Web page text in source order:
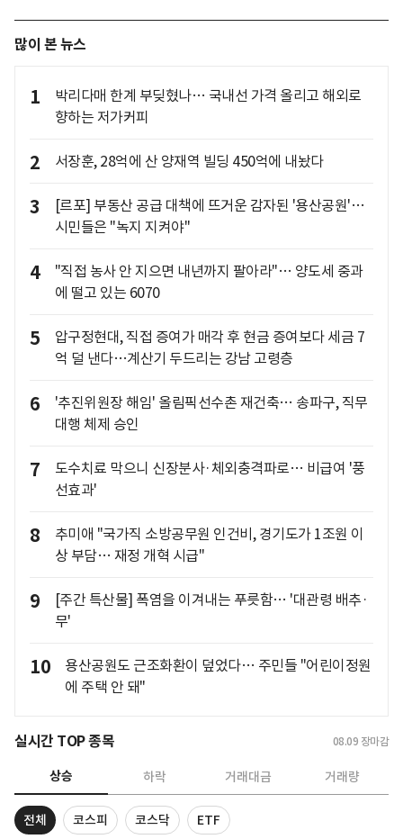
많이 본 뉴스
1
박리다매 한계 부딪혔나… 국내선 가격 올리고 해외로
향하는 저가커피
2 서장훈, 28억에 산 양재역 빌딩 450억에 내놨다
3
[르포] 부동산 공급 대책에 뜨거운 감자된 '용산공원'…
시민들은 "녹지 지켜야"
4
"직접 농사 안 지으면 내년까지 팔아라"… 양도세 중과
에 떨고 있는 6070
5
압구정현대, 직접 증여가 매각 후 현금 증여보다 세금 7
억 덜 낸다…계산기 두드리는 강남 고령층
6
'추진위원장 해임' 올림픽선수촌 재건축… 송파구, 직무
대행 체제 승인
7
도수치료 막으니 신장분사·체외충격파로… 비급여 '풍
선효과'
8
추미애 "국가직 소방공무원 인건비, 경기도가 1조원 이
상 부담… 재정 개혁 시급"
9
[주간 특산물] 폭염을 이겨내는 푸릇함… '대관령 배추·
무'
10
용산공원도 근조화환이 덮었다… 주민들 "어린이정원
에 주택 안 돼"
실시간 TOP 종목 08.09 장마감
상승 하락 거래대금 거래량
전체 코스피 코스닥 ETF